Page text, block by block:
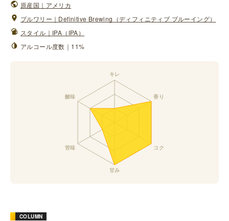
原産国｜アメリカ
ブルワリー｜Definitive Brewing（ディフィニティブ ブルーイング）
スタイル｜IPA（IPA）
アルコール度数｜11%
COLUMN